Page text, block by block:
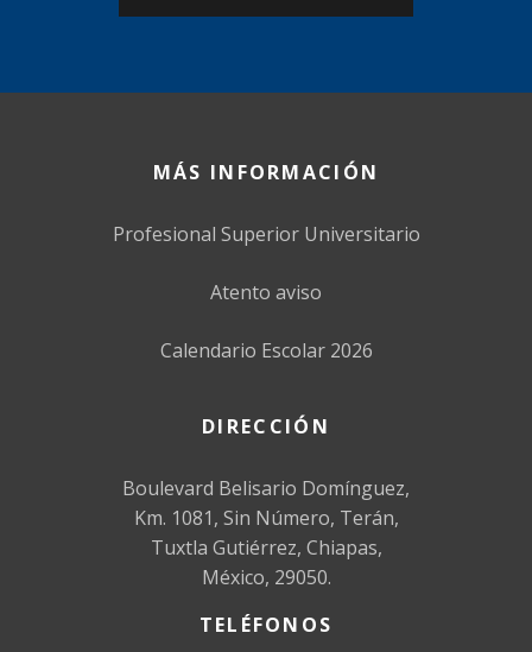
MÁS INFORMACIÓN
Profesional Superior Universitario
Atento aviso
Calendario Escolar 2026
DIRECCIÓN
Boulevard Belisario Domínguez,
Km. 1081, Sin Número, Terán,
Tuxtla Gutiérrez, Chiapas,
México, 29050.
TELÉFONOS